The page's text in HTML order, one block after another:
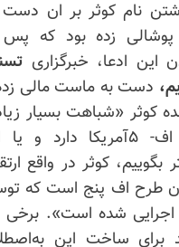
نام کوثر بر ان دست
پوشالی زده بود که پس
ادعا، خبرگزاری
دست به ماست مالی
کوثر «شباهت بسیار
به جنگنده اف- ۵آمریکا دارد و
بگوییم، کوثر در واقع
طرح اف پنج است که
اجرایی شده است». برخی
برای ساخت این